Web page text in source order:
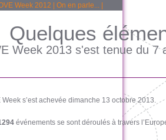
Week 2012 On en parle...
Quelques
Week 2013 s'est tenue du 7
Week s’est achevée dimanche 13 octobre 2013.
événements se sont déroulés à travers